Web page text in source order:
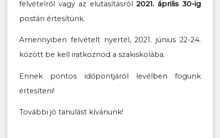
felvételről vagy az elutasításról2021. április 30-ig
postán értesítünk.
Amennyiben felvételt nyertél, 2021. június 22-24.
között be kell iratkoznod a szakiskolába.
Ennek pontos időpontjáról levélben fogunk
értesíteni!
További jó tanulást kívánunk!